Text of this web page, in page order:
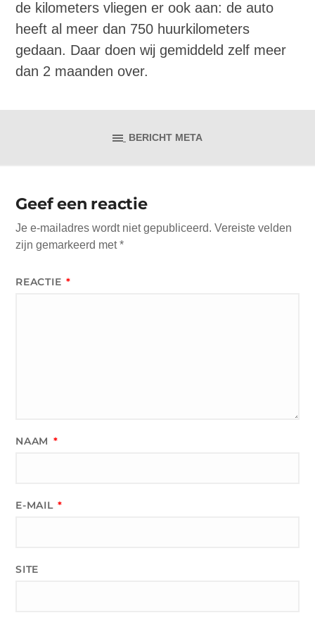
de kilometers vliegen er ook aan: de auto
heeft al meer dan 750 huurkilometers
gedaan. Daar doen wij gemiddeld zelf meer
dan 2 maanden over.
BERICHT META
Geef een reactie
Je e-mailadres wordt niet gepubliceerd. Vereiste velden
zijn gemarkeerd met*
REACTIE *
NAAM *
E-MAIL *
SITE